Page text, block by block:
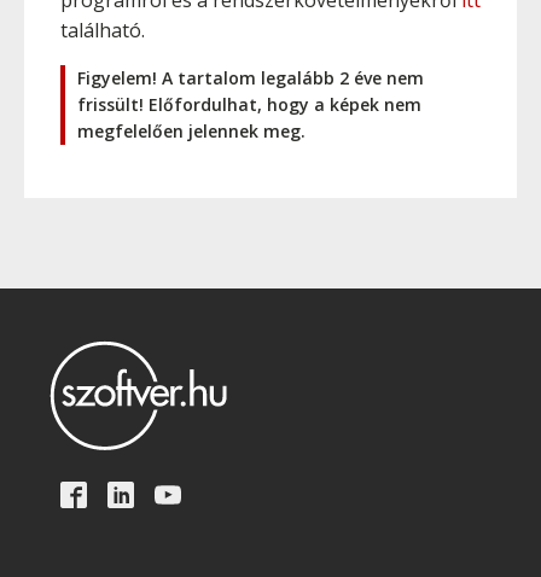
található.
Figyelem! A tartalom legalább 2 éve nem
frissült! Előfordulhat, hogy a képek nem
megfelelően jelennek meg.